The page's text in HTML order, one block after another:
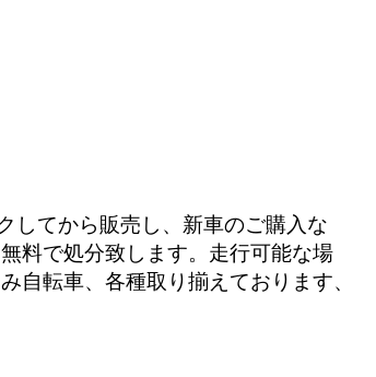
してから販売し、新車のご購入な
料で処分致します。走行可能な場
自転車、各種取り揃えております、